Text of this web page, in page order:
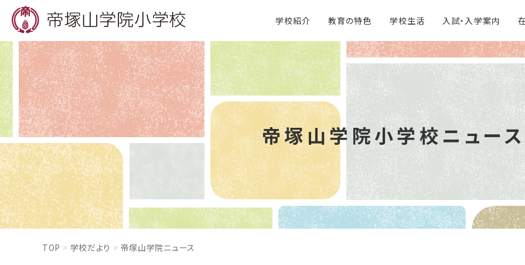
学校紹介 教育の特色 学校生活 入試・入学案内
帝塚山学院小学校ニュース
TOP 学校だより 帝塚山学院ニュース